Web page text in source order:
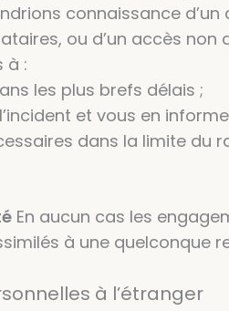
connaissance
ou d’un accès
à :
les plus brefs délais ;
et vous en
dans la limite
En aucun cas les
à une
à l’étranger